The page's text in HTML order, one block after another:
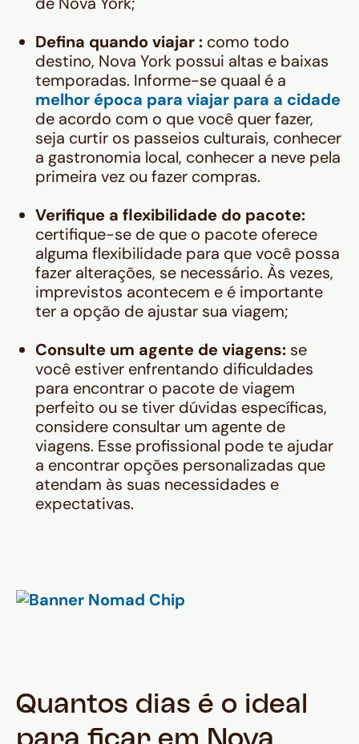
Defina quando viajar : como todo
destino, Nova York possui altas e baixas
temporadas. Informe-se quaal é a
melhor época para viajar para a cidade
de acordo com o que você quer fazer,
seja curtir os passeios culturais, conhecer
a gastronomia local, conhecer a neve pela
primeira vez ou fazer compras.
Verifique a flexibilidade do pacote:
certifique-se de que o pacote oferece
alguma flexibilidade para que você possa
fazer alterações, se necessário. Às vezes,
imprevistos acontecem e é importante
ter a opção de ajustar sua viagem;
Consulte um agente de viagens: se
você estiver enfrentando dificuldades
para encontrar o pacote de viagem
perfeito ou se tiver dúvidas específicas,
considere consultar um agente de
viagens. Esse profissional pode te ajudar
a encontrar opções personalizadas que
atendam às suas necessidades e
expectativas.
Quantos dias é o ideal